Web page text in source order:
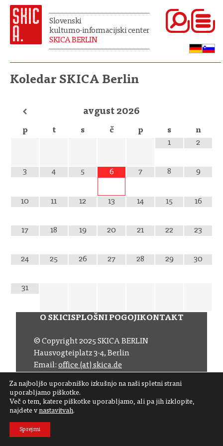
Slovenski
kulturno-informacijski center
SKICA BERLIN
Koledar SKICA Berlin
avgust 2026
p t s č p s
n
1
2
3 4 5 6 7 8 9
10 11 12 13 14 15 16
17 18 19 20 21 22 23
24 25 26 27 28 29 30
31
Za najboljšo uporabniško izkušnjo na naši spletni strani
uporabljamo piškotke.
Več o tem, katere piškotke uporabljamo, ali pa jih izklopite,
najdete v nastavitvah.
Sprejmi
O SKICISPLOŠNI POGOJIKONTAKT
© Copyright 2025 SKICA BERLIN
Hausvogteiplatz 3-4, Berlin
Email: office (at) skica.de
Sledite nam